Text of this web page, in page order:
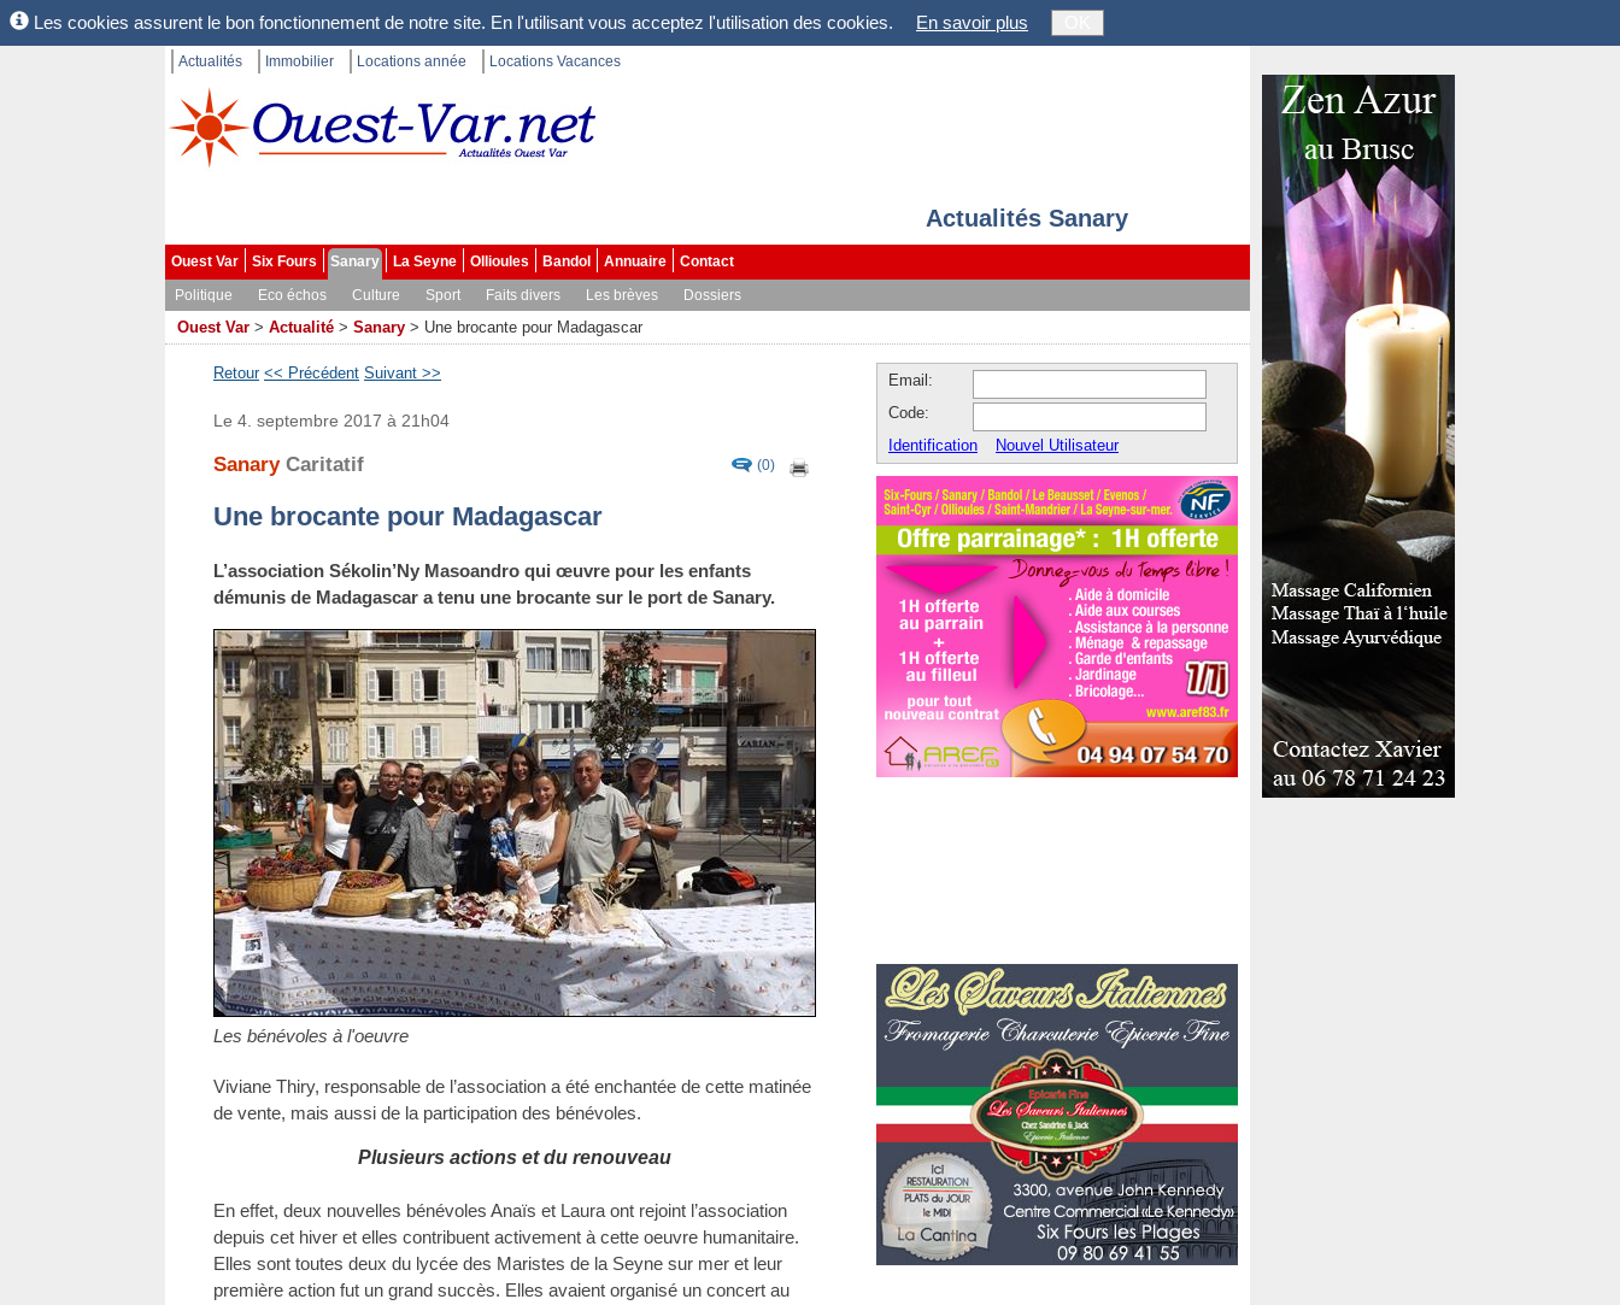
Les cookies assurent le bon fonctionnement de notre site. En l'utilisant vous acceptez l'utilisation des cookies. En savoir plus
Actualités Immobilier Locations année Locations Vacances
Actualités Sanary
Ouest Var Six Fours Sanary La Seyne Ollioules Bandol Annuaire
Contact
Politique
Eco échos Culture Sport Faits divers Les brèves Dossiers
Ouest Var > Actualité > Sanary > Une brocante pour Madagascar
Retour << Précédent Suivant >>
(0)
Le 4. septembre 2017 à 21h04
Sanary Caritatif
Une brocante pour Madagascar
L’association Sékolin’Ny Masoandro qui œuvre pour les enfants
démunis de Madagascar a tenu une brocante sur le port de Sanary.
Les bénévoles à l'oeuvre
Viviane Thiry, responsable de l’association a été enchantée de cette matinée
de vente, mais aussi de la participation des bénévoles.
Plusieurs actions et du renouveau
En effet, deux nouvelles bénévoles Anaïs et Laura ont rejoint l’association
depuis cet hiver et elles contribuent activement à cette oeuvre humanitaire.
Elles sont toutes deux du lycée des Maristes de la Seyne sur mer et leur
première action fut un grand succès. Elles avaient organisé un concert au
Email:
Code:
Identification
Nouvel Utilisateur